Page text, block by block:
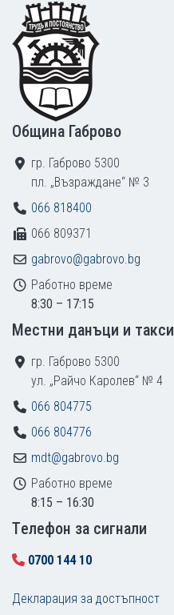
Footer
Община Габрово
гр. Габрово 5300
пл. „Възраждане“ № 3
066 818400
066 809371
gabrovo@gabrovo.bg
Работно време
8:30 – 17:15
Местни данъци и такси
гр. Габрово 5300
ул. „Райчо Каролев“ № 4
066 804775
066 804776
mdt@gabrovo.bg
Работно време
8:15 – 16:30
Tелефон за сигнали
0700 144 10
Декларация за достъпност